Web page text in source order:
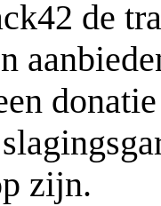
de
zijn.